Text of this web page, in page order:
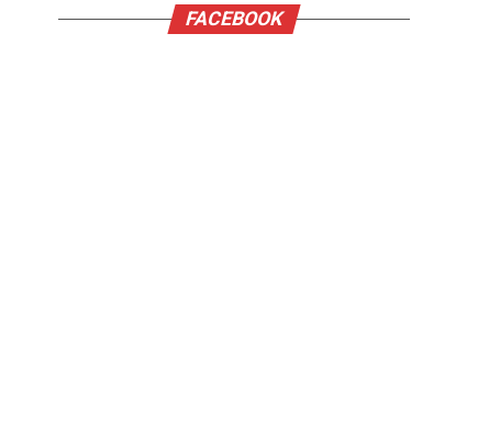
FACEBOOK